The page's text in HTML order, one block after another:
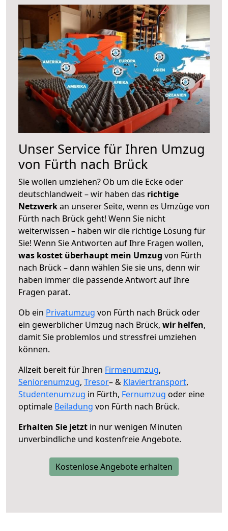
Unser Service für Ihren Umzug
von Fürth nach Brück
Sie wollen umziehen? Ob um die Ecke oder
deutschlandweit – wir haben das richtige
Netzwerkan unserer Seite, wenn es Umzüge von
Fürth nach Brück geht! Wenn Sie nicht
weiterwissen – haben wir die richtige Lösung für
Sie! Wenn Sie Antworten auf Ihre Fragen wollen,
was kostet überhaupt mein Umzug von Fürth
nach Brück – dann wählen Sie sie uns, denn wir
haben immer die passende Antwort auf Ihre
Fragen parat.
Ob ein Privatumzug von Fürth nach Brück oder
ein gewerblicher Umzug nach Brück, wir helfen,
damit Sie problemlos und stressfrei umziehen
können.
Allzeit bereit für Ihren Firmenumzug,
Seniorenumzug, Tresor– & Klaviertransport,
Studentenumzug in Fürth, Fernumzug oder eine
optimale Beiladung von Fürth nach Brück.
Erhalten Sie jetzt in nur wenigen Minuten
unverbindliche und kostenfreie Angebote.
Kostenlose Angebote erhalten